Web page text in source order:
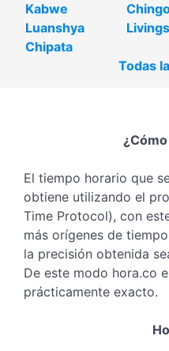
Kabwe
Luanshya
Chipata
Todas
El tiempo horario que
obtiene utilizando el
Time Protocol), con
más orígenes de
la precisión obtenida
De este modo hora.co
prácticamente exacto.